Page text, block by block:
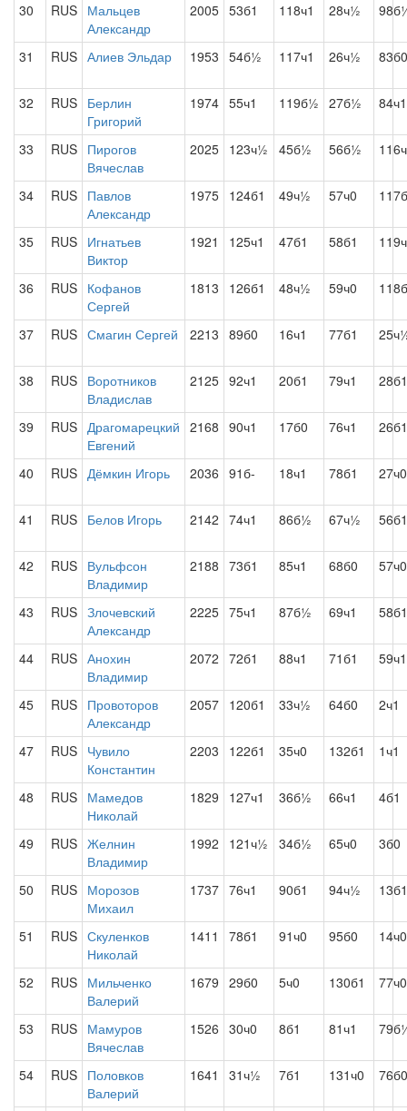
30 RUS Мальцев
Александр
2005 53б1 118ч1 28ч½
31 RUS Алиев Эльдар 1953 54б½ 117ч1 26ч½ 83б0
32 RUS Берлин
Григорий
1974 55ч1 119б½ 27б½ 84ч1
33 RUS Пирогов
Вячеслав
2025 123ч½ 45б½ 56б½
34 RUS Павлов
Александр
1975 124б1 49ч½ 57ч0
35 RUS Игнатьев
Виктор
1921 125ч1 47б1 58б1
36 RUS Кофанов
Сергей
1813 126б1 48ч½ 59ч0
37 RUS Смагин Сергей 2213 89б0 16ч1 77б1
38 RUS Воротников
Владислав
2125 92ч1 20б1 79ч1 28б1
39 RUS Драгомарецкий
Евгений
2168 90ч1 17б0 76ч1 26б1
40 RUS Дёмкин Игорь 2036 91б- 18ч1 78б1 27ч0
41 RUS Белов Игорь 2142 74ч1 86б½ 67ч½ 56б1
42 RUS Вульфсон
Владимир
2188 73б1 85ч1 68б0 57ч0
43 RUS Злочевский
Александр
2225 75ч1 87б½ 69ч1 58б1
44 RUS Анохин
Владимир
2072 72б1 88ч1 71б1 59ч1
45 RUS Провоторов
Александр
2057 120б1 33ч½ 64б0 2ч1
47 RUS Чувило
Константин
2203 122б1 35ч0 132б1 1ч1
48 RUS Мамедов
Николай
1829 127ч1 36б½ 66ч1 4б1
49 RUS Желнин
Владимир
1992 121ч½ 34б½ 65ч0 3б0
50 RUS Морозов
Михаил
1737 76ч1 90б1 94ч½ 13б1
51 RUS Скуленков
Николай
1411 78б1 91ч0 95б0 14ч0
52 RUS Мильченко
Валерий
1679 29б0 5ч0 130б1 77ч0
53 RUS Мамуров
Вячеслав
1526 30ч0 8б1 81ч1
54 RUS Половков
Валерий
1641 31ч½ 7б1 131ч0 76б0